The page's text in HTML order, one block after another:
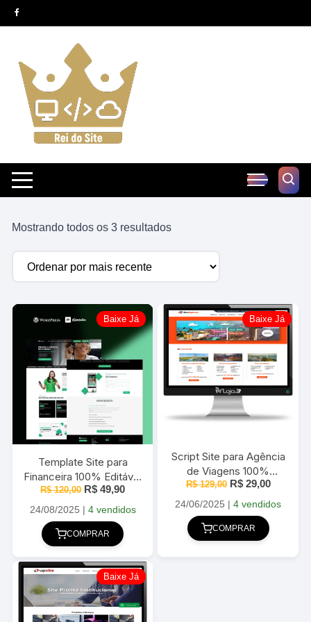
Pular
para
conteúdo
Mostrando todos os 3 resultadosClassificado
Baixe Já
Template Site para
Financeira 100% Editável
2025
R$120,00 O
original
era:
R$ 120,00.
R$ 49,90O
atual
24/08/2025 | 4 vendidos
COMPRAR
Baixe Já
Script Site para Agência
de Viagens 100%
responsivo em PHP
MySQL com Painel
Administrativo
R$129,00 O
original
era:
R$ 129,00.
R$29,00O
atual
24/06/2025 |4 vendidos
COMPRAR
Baixe Já